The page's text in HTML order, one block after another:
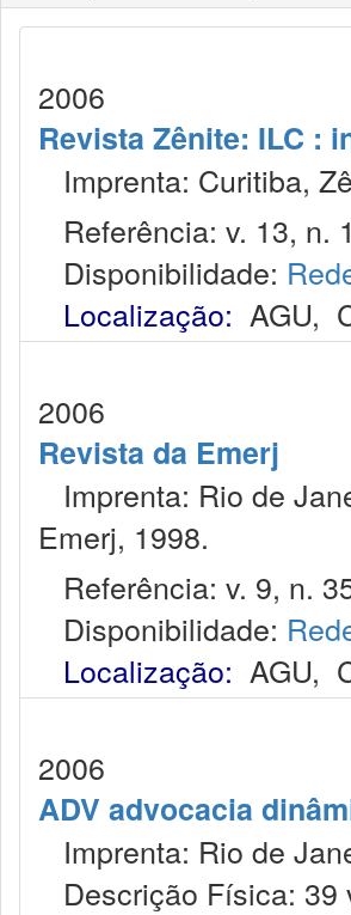
2006
Revista Zênite: ILC :
Imprenta: Curitiba,
Referência: v. 13, n.
Disponibilidade:
Localização: AGU,
2006
Revista da Emerj
Imprenta: Rio de
Emerj, 1998.
Referência: v. 9, n.
Disponibilidade:
Localização: AGU,
2006
ADV advocacia
Imprenta: Rio de
Descrição Física: 39